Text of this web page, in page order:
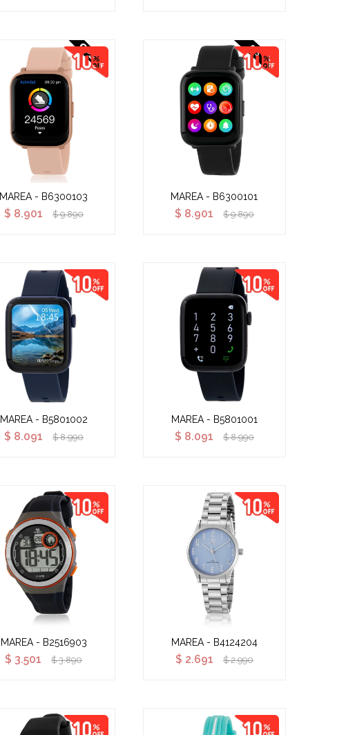
MAREA - B6300103
$ 8.901 $ 9.890
MAREA - B6300101
$ 8.901 $ 9.890
MAREA - B5801002
$ 8.091 $ 8.990
MAREA - B5801001
$ 8.091 $ 8.990
MAREA - B2516903
$ 3.501 $ 3.890
MAREA - B4124204
$ 2.691 $ 2.990